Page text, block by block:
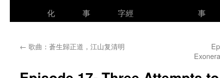
化
事
字經
事
← 歌曲：蒼生歸正道，江山复清明